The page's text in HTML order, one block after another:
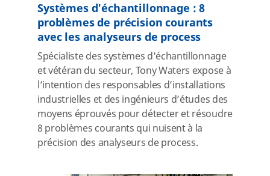
Systèmes d'échantillonnage : 8
problèmes de précision courants
avec les analyseurs de process
Spécialiste des systèmes d'échantillonnage
et vétéran du secteur, Tony Waters expose à
l’intention des responsables d’installations
industrielles et des ingénieurs d’études des
moyens éprouvés pour détecter et résoudre
8 problèmes courants qui nuisent à la
précision des analyseurs de process.